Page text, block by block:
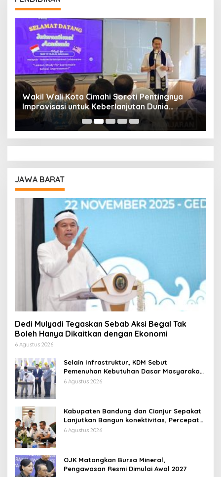
Wakil Wali Kota Cimahi Soroti Pentingnya
Improvisasi untuk Keberlanjutan Dunia
Pendidikan
JAWA BARAT
Dedi Mulyadi Tegaskan Sebab Aksi Begal Tak
Boleh Hanya Dikaitkan dengan Ekonomi
6 Agustus 2026
Selain Infrastruktur, KDM Sebut
Pemenuhan Kebutuhan Dasar Masyarakat
Jadi Fokus APBD Jabar 2027
6 Agustus 2026
Kabupaten Bandung dan Cianjur Sepakat
Lanjutkan Bangun konektivitas, Percepat
Pertumbuhan Ekonomi Daerah
6 Agustus 2026
OJK Matangkan Bursa Mineral,
Pengawasan Resmi Dimulai Awal 2027